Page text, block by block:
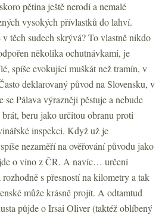
pětina ještě nerodí a nemalé
vysokých přívlastků do lahví.
těch sudech skrývá? To vlastně nikdo
několika ochutnávkami, je
spíše evokující muškát než tramín, v
deklarovaný původ na Slovensku, v
se Pálava výrazněji pěstuje a nebude
beru jako určitou obranu proti
inspekci. Když už je
nezaměří na ověřování původu jako
o víno z ČR. A navíc… určení
s přesností na kilometry a tak
může krásně projít. A odtamtud
půjde o Irsai Oliver (taktéž oblíbený